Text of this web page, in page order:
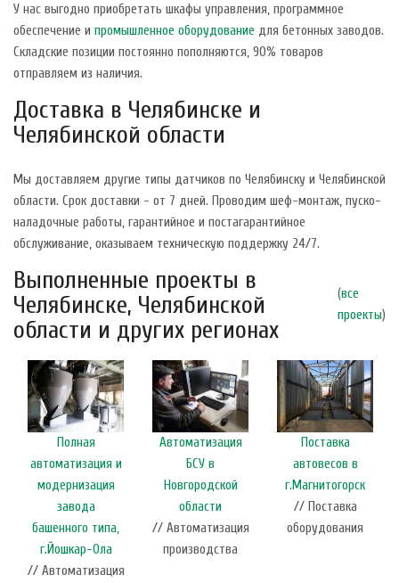
У нас выгодно приобретать шкафы управления, программное
обеспечение и промышленное оборудование для бетонных заводов.
Складские позиции постоянно пополняются, 90% товаров
отправляем из наличия.
Доставка в Челябинске и
Челябинской области
Мы доставляем другие типы датчиков по Челябинску и Челябинской
области. Срок доставки - от 7 дней. Проводим шеф-монтаж, пуско-
наладочные работы, гарантийное и постагарантийное
обслуживание, оказываем техническую поддержку 24/7.
Выполненные проекты в
Челябинске, Челябинской
области и других регионах
(все
проекты)
Полная
автоматизация и
модернизация
завода
башенного типа,
г.Йошкар-Ола
// Автоматизация
Автоматизация
БСУ в
Новгородской
области
// Автоматизация
производства
Поставка
автовесов в
г.Магнитогорск
// Поставка
оборудования